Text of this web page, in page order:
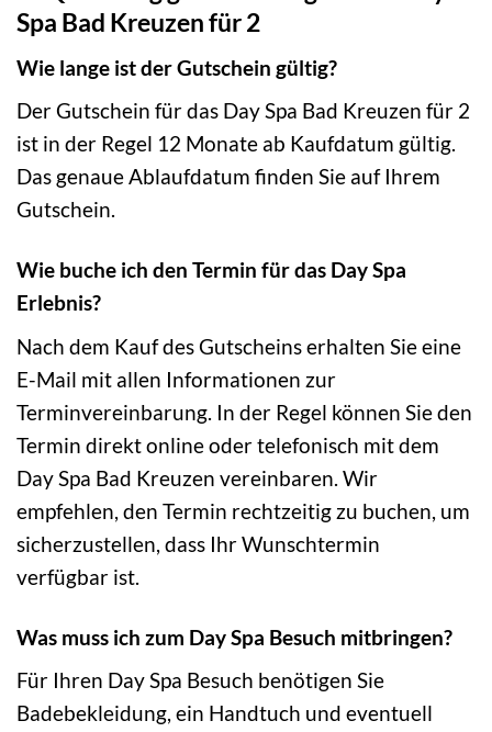
Spa Bad Kreuzen für 2
Wie lange ist der Gutschein gültig?
Der Gutschein für das Day Spa Bad Kreuzen für 2
ist in der Regel 12 Monate ab Kaufdatum gültig.
Das genaue Ablaufdatum finden Sie auf Ihrem
Gutschein.
Wie buche ich den Termin für das Day Spa
Erlebnis?
Nach dem Kauf des Gutscheins erhalten Sie eine
E-Mail mit allen Informationen zur
Terminvereinbarung. In der Regel können Sie den
Termin direkt online oder telefonisch mit dem
Day Spa Bad Kreuzen vereinbaren. Wir
empfehlen, den Termin rechtzeitig zu buchen, um
sicherzustellen, dass Ihr Wunschtermin
verfügbar ist.
Was muss ich zum Day Spa Besuch mitbringen?
Für Ihren Day Spa Besuch benötigen Sie
Badebekleidung, ein Handtuch und eventuell